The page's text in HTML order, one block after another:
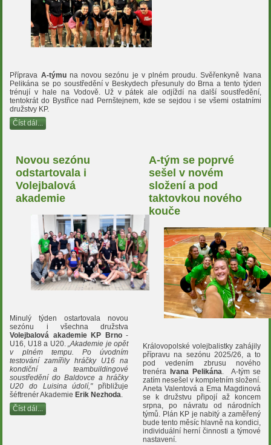
Příprava A-týmuna novou sezónu je v plném proudu. Svěřenkyně Ivana
Pelikána se po soustředění v Beskydech přesunuly do Brna a tento týden
trénují v hale na Vodově. Už v pátek ale odjíždí na další soustředění,
tentokrát do Bystřice nad Pernštejnem, kde se sejdou i se všemi ostatními
družstvy KP.
Číst dál...
Novou sezónu
odstartovala i
Volejbalová
akademie
Minulý týden ostartovala novou
sezónu i všechna družstva
Volejbalová akademie KP Brno-
U16, U18 a U20.„Akademie je opět
v plném tempu. Po úvodním
testování zamířily hráčky U16 na
kondiční a teambuildingové
soustředění do Baldovce a hráčky
U20 do Luisina údolí," přibližuje
šéftrenér Akademie Erik Nezhoda.
Číst dál...
A-tým se poprvé
sešel v novém
složení a pod
taktovkou nového
kouče
Královopolské volejbalistky zahájily
přípravu na sezónu 2025/26, a to
pod vedením zbrusu nového
trenéra
Ivana Pelikána. A-tým se
zatím nesešel v kompletním složení.
Aneta Valentová a Ema Magdinová
se k družstvu připojí až koncem
srpna, po návratu od národních
týmů. Plán KP je nabitý a zaměřený
bude tento měsíc hlavně na kondici,
individuální herní činnosti a týmové
nastavení.